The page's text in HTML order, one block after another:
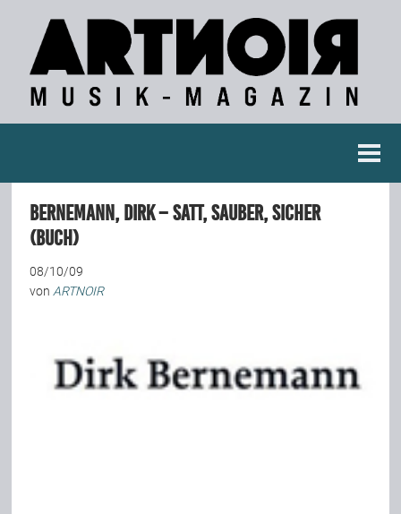
Konzertberichte
Fotoreportagen
Bernemann, Dirk – Satt, Sauber, Sicher
(Buch)
08/10/09
von ARTNOIR